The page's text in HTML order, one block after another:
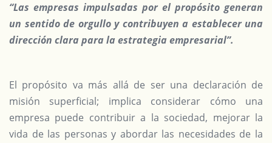
“Las empresas impulsadas por el propósito generan
un sentido de orgullo y contribuyen a establecer una
dirección clara para la estrategia empresarial”.
El propósito va más allá de ser una declaración de
misión superficial; implica considerar cómo una
empresa puede contribuir a la sociedad, mejorar la
vida de las personas y abordar las necesidades de la